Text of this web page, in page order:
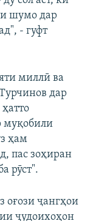
шумо дар
- гуфт
миллӣ ва
дар
муқобили
ҳам
пас зоҳиран
рӯст".
оғози ҷангҳои
ҷудоихоҳон